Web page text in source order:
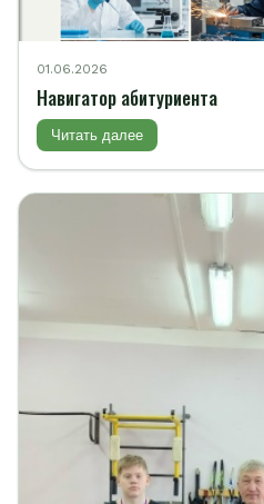
01.06.2026
Навигатор абитуриента
Читать далее